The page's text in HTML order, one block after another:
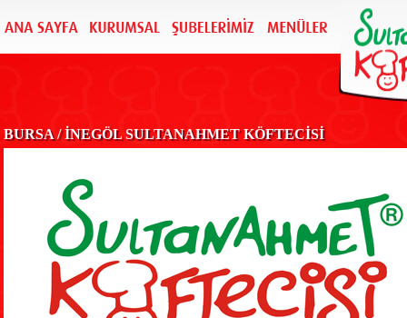
BURSA / İNEGÖL SULTANAHMET KÖFTECİSİ